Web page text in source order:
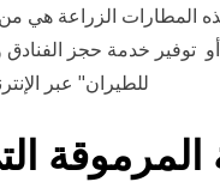
المطارات الزراعة هي
توفير خدمة حجز